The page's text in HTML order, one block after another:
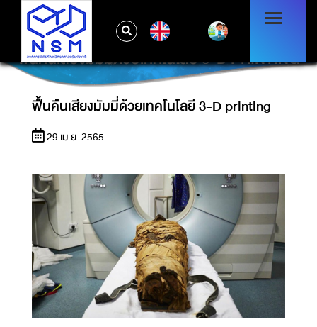
ฟื้นคืนเสียงมัมมี่ด้วยเทคโนโลยี 3-D PRINTING
ฟื้นคืนเสียงมัมมี่ด้วยเทคโนโลยี 3-D printing
29 เม.ย. 2565